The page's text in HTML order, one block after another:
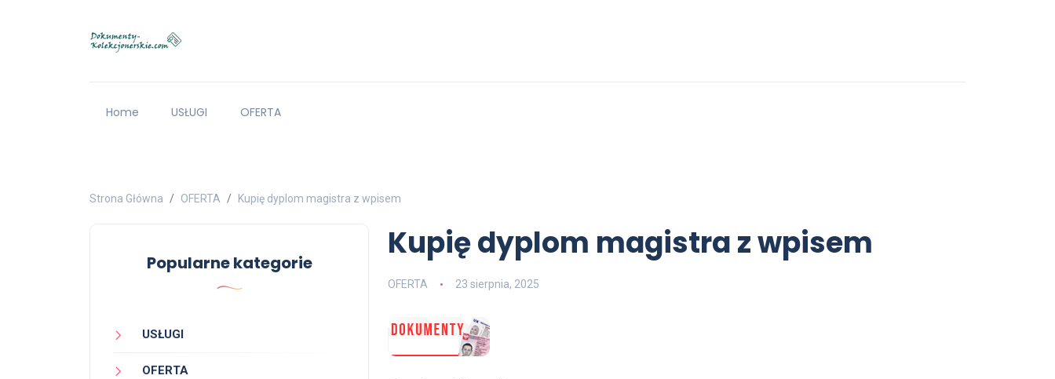
Home USŁUGI OFERTA
Strona Główna OFERTA Kupię dyplom magistra z wpisem
Kupię dyplom magistra z wpisem
OFERTA 23 sierpnia, 2025
Popularne kategorie
USŁUGI
OFERTA